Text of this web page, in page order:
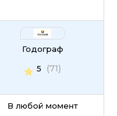
Годограф
5
(71)
В любой момент